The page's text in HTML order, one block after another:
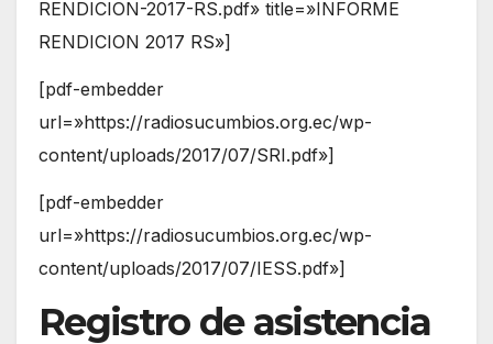
RENDICION-2017-RS.pdf» title=»INFORME
RENDICION 2017 RS»]
[pdf-embedder
url=»https://radiosucumbios.org.ec/wp-
content/uploads/2017/07/SRI.pdf»]
[pdf-embedder
url=»https://radiosucumbios.org.ec/wp-
content/uploads/2017/07/IESS.pdf»]
Registro de asistencia